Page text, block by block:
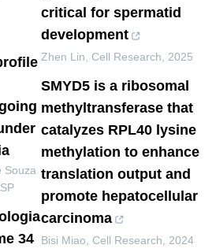
Souza
34
critical for spermatid
development
Zhen Lin Cell Research 2025
SMYD5 is a ribosomal
methyltransferase that
catalyzes RPL40 lysine
methylation to enhance
translation output and
promote hepatocellular
carcinoma
Bisi Miao Cell Research 2024